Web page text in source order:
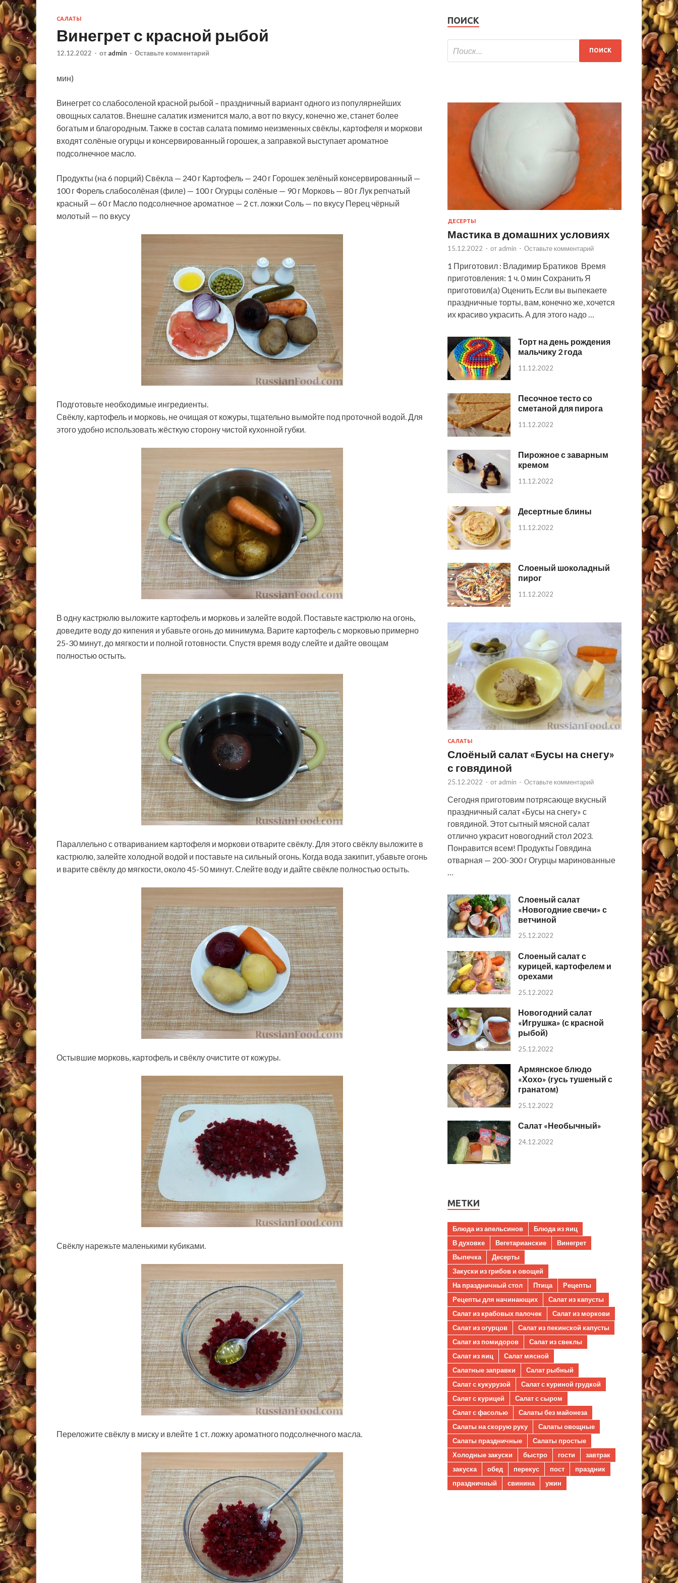
САЛАТЫ
Винегрет с красной рыбой
12.12.2022 - от admin - Оставьте комментарий
мин)
Винегрет со слабосоленой красной рыбой – праздничный вариант одного из популярнейших
овощных салатов. Внешне салатик изменится мало, а вот по вкусу, конечно же, станет более
богатым и благородным. Также в состав салата помимо неизменных свёклы, картофеля и моркови
входят солёные огурцы и консервированный горошек, а заправкой выступает ароматное
подсолнечное масло.
Продукты (на 6 порций) Свёкла — 240 г Картофель — 240 г Горошек зелёный консервированный —
100 г Форель слабосолёная (филе) — 100 г Огурцы солёные — 90 г Морковь — 80 г Лук репчатый
красный — 60 г Масло подсолнечное ароматное — 2 ст. ложки Соль — по вкусу Перец чёрный
молотый — по вкусу
Подготовьте необходимые ингредиенты.
Свёклу, картофель и морковь, не очищая от кожуры, тщательно вымойте под проточной водой. Для
этого удобно использовать жёсткую сторону чистой кухонной губки.
В одну кастрюлю выложите картофель и морковь и залейте водой. Поставьте кастрюлю на огонь,
доведите воду до кипения и убавьте огонь до минимума. Варите картофель с морковью примерно
25-30 минут, до мягкости и полной готовности. Спустя время воду слейте и дайте овощам
полностью остыть.
Параллельно с отвариванием картофеля и моркови отварите свёклу. Для этого свёклу выложите в
кастрюлю, залейте холодной водой и поставьте на сильный огонь. Когда вода закипит, убавьте огонь
и варите свёклу до мягкости, около 45-50 минут. Слейте воду и дайте свёкле полностью остыть.
Остывшие морковь, картофель и свёклу очистите от кожуры.
Свёклу нарежьте маленькими кубиками.
Переложите свёклу в миску и влейте 1 ст. ложку ароматного подсолнечного масла.
ПОИСК
ДЕСЕРТЫ
Мастика в домашних условиях
15.12.2022 - от admin - Оставьте комментарий
1 Приготовил : Владимир Братиков Время
приготовления: 1 ч. 0 мин Сохранить Я
приготовил(а) Оценить Если вы выпекаете
праздничные торты, вам, конечно же, хочется
их красиво украсить. А для этого надо …
Торт на день рождения
мальчику 2 года
11.12.2022
Песочное тесто со
сметаной для пирога
11.12.2022
Пирожное с заварным
кремом
11.12.2022
Десертные блины
11.12.2022
Слоеный шоколадный
пирог
11.12.2022
САЛАТЫ
Слоёный салат «Бусы на снегу»
с говядиной
25.12.2022 - от admin - Оставьте комментарий
Сегодня приготовим потрясающе вкусный
праздничный салат «Бусы на снегу» с
говядиной. Этот сытный мясной салат
отлично украсит новогодний стол 2023.
Понравится всем! Продукты Говядина
отварная — 200-300 г Огурцы маринованные
Слоеный салат
«Новогодние свечи» с
ветчиной
25.12.2022
Слоеный салат с
курицей, картофелем и
орехами
25.12.2022
Новогодний салат
«Игрушка» (с красной
рыбой)
25.12.2022
Армянское блюдо
«Хохо» (гусь тушеный с
гранатом)
25.12.2022
Салат «Необычный»
24.12.2022
МЕТКИ
Блюда из апельсинов
Блюда из яиц
В духовке
Вегетарианские
Винегрет
Выпечка
Десерты
Закуски из грибов и овощей
На праздничный стол
Птица
Рецепты
Рецепты для начинающих
Салат из капусты
Салат из крабовых палочек
Салат из моркови
Салат из огурцов
Салат из пекинской капусты
Салат из помидоров
Салат из свеклы
Салат из яиц
Салат мясной
Салатные заправки
Салат рыбный
Салат с кукурузой
Салат с куриной грудкой
Салат с курицей
Салат с сыром
Салат с фасолью
Салаты без майонеза
Салаты на скорую руку
Салаты овощные
Салаты праздничные
Салаты простые
Холодные закуски
быстро гости
завтрак
закуска
обед перекус пост
праздник
праздничный
свинина ужин